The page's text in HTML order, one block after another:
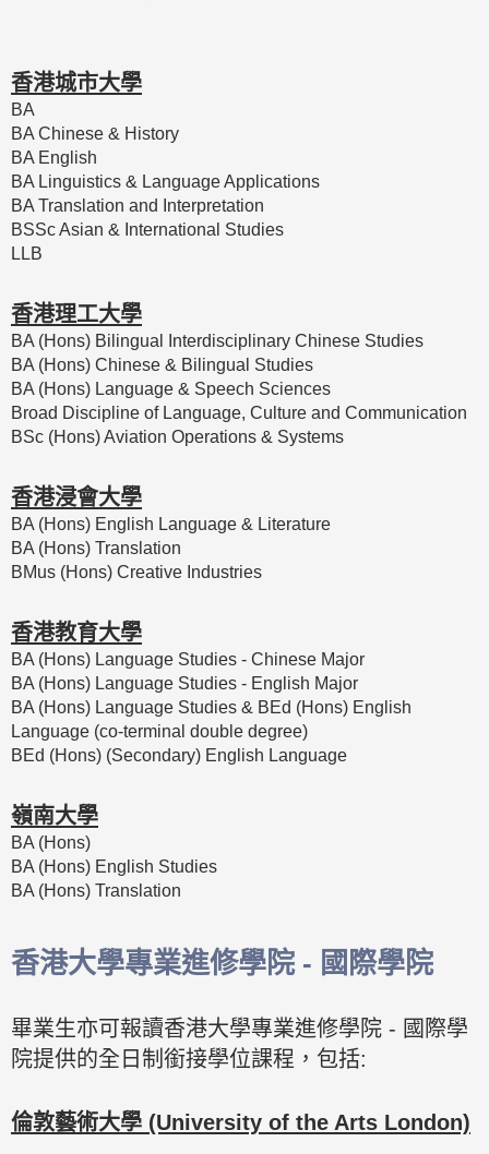
香港城市大學
BA
BA Chinese & History
BA English
BA Linguistics & Language Applications
BA Translation and Interpretation
BSSc Asian & International Studies
LLB
香港理工大學
BA (Hons) Bilingual Interdisciplinary Chinese Studies
BA (Hons) Chinese & Bilingual Studies
BA (Hons) Language & Speech Sciences
Broad Discipline of Language, Culture and Communication
BSc (Hons) Aviation Operations & Systems
香港浸會大學
BA (Hons) English Language & Literature
BA (Hons) Translation
BMus (Hons) Creative Industries
香港教育大學
BA (Hons) Language Studies - Chinese Major
BA (Hons) Language Studies - English Major
BA (Hons) Language Studies & BEd (Hons) English
Language (co-terminal double degree)
BEd (Hons) (Secondary) English Language
嶺南大學
BA (Hons)
BA (Hons) English Studies
BA (Hons) Translation
香港大學專業進修學院 - 國際學院
畢業生亦可報讀香港大學專業進修學院 - 國際學
院提供的全日制銜接學位課程，包括:
倫敦藝術大學 (University of the Arts London)